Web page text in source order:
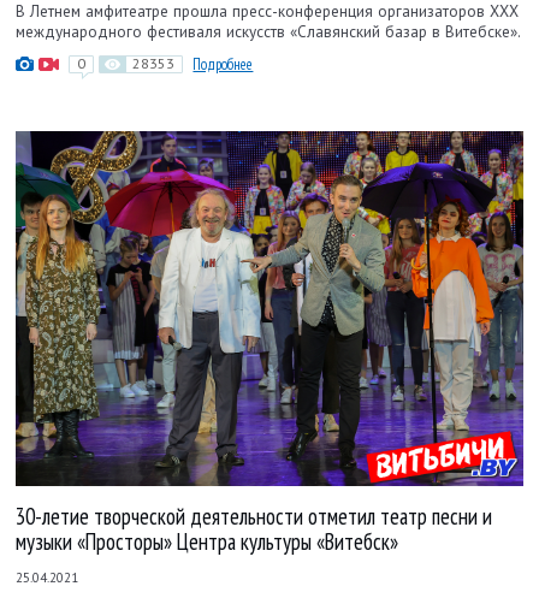
В Летнем амфитеатре прошла пресс-конференция организаторов ХХХ
международного фестиваля искусств «Славянский базар в Витебске».
0 28353 Подробнее
30-летие творческой деятельности отметил театр песни и
музыки «Просторы» Центра культуры «Витебск»
25.04.2021